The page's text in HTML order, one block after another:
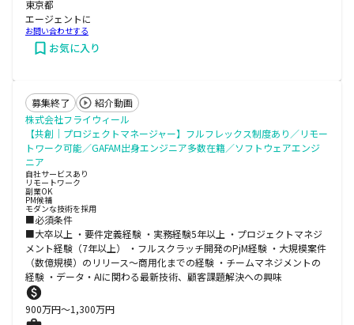
東京都
エージェントに
お問い合わせする
お気に入り
募集終了
紹介動画
株式会社フライウィール
【共創｜プロジェクトマネージャー】フルフレックス制度あり／リモー
トワーク可能／GAFAM出身エンジニア多数在籍／ソフトウェアエンジ
ニア
自社サービスあり
リモートワーク
副業OK
PM候補
モダンな技術を採用
■必須条件
■大卒以上 ・要件定義経験 ・実務経験5年以上 ・プロジェクトマネジ
メント経験（7年以上） ・フルスクラッチ開発のPjM経験 ・大規模案件
（数億規模）のリリース～商用化までの経験 ・チームマネジメントの
経験 ・データ・AIに関わる最新技術、顧客課題解決への興味
900万円〜1,300万円